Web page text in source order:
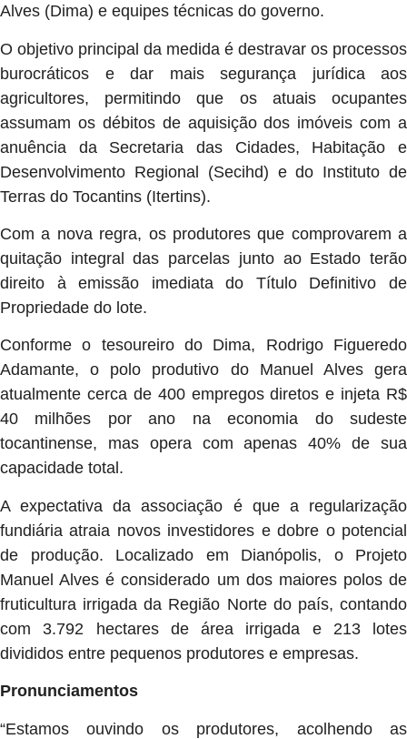
Alves (Dima) e equipes técnicas do governo.
O objetivo principal da medida é destravar os processos
burocráticos e dar mais segurança jurídica aos
agricultores, permitindo que os atuais ocupantes
assumam os débitos de aquisição dos imóveis com a
anuência da Secretaria das Cidades, Habitação e
Desenvolvimento Regional (Secihd) e do Instituto de
Terras do Tocantins (Itertins).
Com a nova regra, os produtores que comprovarem a
quitação integral das parcelas junto ao Estado terão
direito à emissão imediata do Título Definitivo de
Propriedade do lote.
Conforme o tesoureiro do Dima, Rodrigo Figueredo
Adamante, o polo produtivo do Manuel Alves gera
atualmente cerca de 400 empregos diretos e injeta R$
40 milhões por ano na economia do sudeste
tocantinense, mas opera com apenas 40% de sua
capacidade total.
A expectativa da associação é que a regularização
fundiária atraia novos investidores e dobre o potencial
de produção. Localizado em Dianópolis, o Projeto
Manuel Alves é considerado um dos maiores polos de
fruticultura irrigada da Região Norte do país, contando
com 3.792 hectares de área irrigada e 213 lotes
divididos entre pequenos produtores e empresas.
Pronunciamentos
“Estamos ouvindo os produtores, acolhendo as